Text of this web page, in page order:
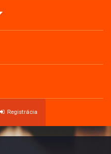
Registrácia